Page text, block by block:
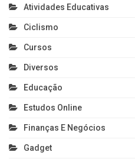
Atividades Educativas
Ciclismo
Cursos
Diversos
Educação
Estudos Online
Finanças E Negócios
Gadget